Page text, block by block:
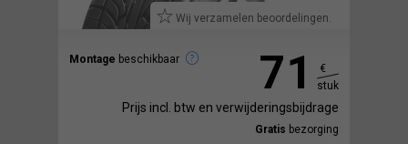
Wij verzamelen beoordelingen.
Montage beschikbaar 71
€
stuk
Prijs incl. btw en verwijderingsbijdrage
Gratis bezorging